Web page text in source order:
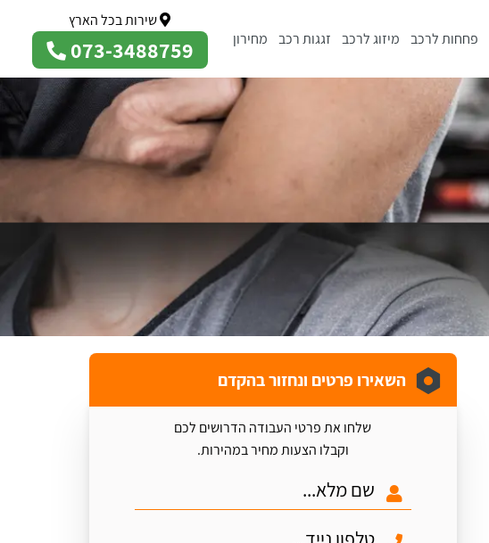
פחחות לרכב מיזוג לרכב זגגות רכב מחירון
שירות בכל הארץ
073-3488759
השאירו פרטים ונחזור בהקדם
שלחו את פרטי העבודה הדרושים לכם
וקבלו הצעות מחיר במהירות.